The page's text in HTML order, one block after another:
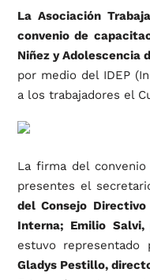
La Asociación
convenio de
Niñez y Adolescencia
por medio del IDEP
a los trabajadores el
La firma del
presentes el
del Consejo
Interna; Emilio Salvi,
estuvo representado
Gladys Pestillo,